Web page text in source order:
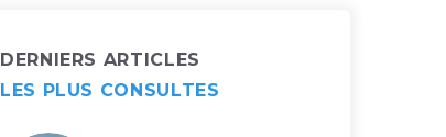
DERNIERS ARTICLES
LES PLUS CONSULTES